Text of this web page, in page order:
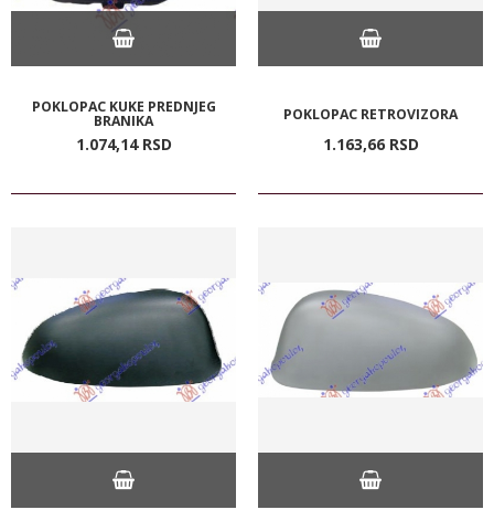
POKLOPAC KUKE PREDNJEG
BRANIKA
1.074,14 RSD
POKLOPAC RETROVIZORA
1.163,66 RSD